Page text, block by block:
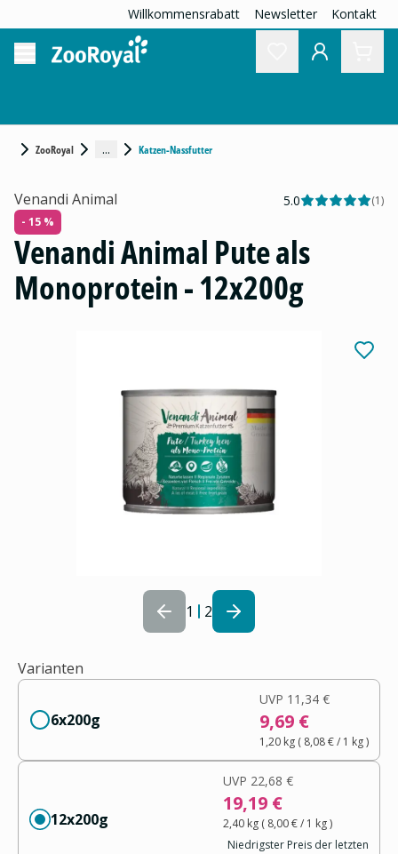
Willkommensrabatt Newsletter Kontakt
ZooRoyal ... Katzen-Nassfutter
1 2
Venandi Animal 5.0 (1)
- 15 %
Venandi Animal Pute als
Monoprotein - 12x200g
Varianten
6x200g
UVP 11,34 €
9,69 €
1,20 kg( 8,08 €/ 1 kg)
12x200g
UVP 22,68 €
19,19 €
2,40 kg( 8,00 €/ 1 kg)
Niedrigster Preis der letzten